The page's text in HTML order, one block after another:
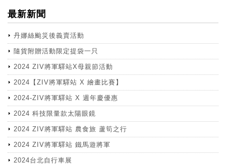
最新新聞
丹娜絲颱災後義賣活動
隨貨附贈活動限定提袋一只
2024 ZIV將軍驛站X母親節活動
2024【ZIV將軍驛站 X 繪畫比賽】
2024-ZIV將軍驛站 X 週年慶優惠
2024 科技限量款太陽眼鏡
2024 ZIV將軍驛站 農食旅 蘆筍之行
2024 ZIV將軍驛站 鐵馬遊將軍
2024台北自行車展